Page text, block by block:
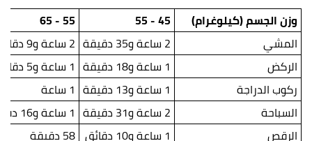
وزن الجسم (كيلوغرام) 45 - 55
55 - 65
المشي
2 ساعة و35 دقيقة
2 ساعة و9 دقائق
الركض
1 ساعة و18 دقيقة
1 ساعة و5 دقائق
ركوب الدراجة
1 ساعة و13 دقيقة
1 ساعة
السباحة
2 ساعة و31 دقيقة
1 ساعة و16 دقيقة
الرقص
1 ساعة و10 دقائق
58 دقيقة